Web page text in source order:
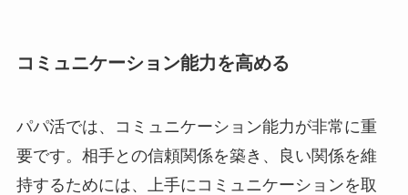
コミュニケーション能力を高める
パパ活では、コミュニケーション能力が非常に重
要です。相手との信頼関係を築き、良い関係を維
持するためには、上手にコミュニケーションを取